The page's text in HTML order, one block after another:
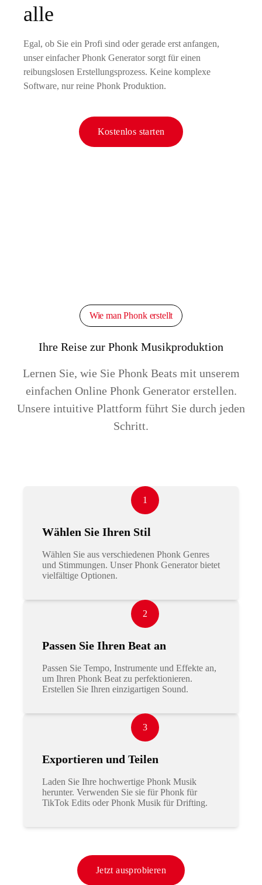
alle
Egal, ob Sie ein Profi sind oder gerade erst anfangen,
unser einfacher Phonk Generator sorgt für einen
reibungslosen Erstellungsprozess. Keine komplexe
Software, nur reine Phonk Produktion.
Kostenlos starten
Wie man Phonk erstellt
Ihre Reise zur Phonk Musikproduktion
Lernen Sie, wie Sie Phonk Beats mit unserem
einfachen Online Phonk Generator erstellen.
Unsere intuitive Plattform führt Sie durch jeden
Schritt.
1
Wählen Sie Ihren Stil
Wählen Sie aus verschiedenen Phonk Genres
und Stimmungen. Unser Phonk Generator bietet
vielfältige Optionen.
2
Passen Sie Ihren Beat an
Passen Sie Tempo, Instrumente und Effekte an,
um Ihren Phonk Beat zu perfektionieren.
Erstellen Sie Ihren einzigartigen Sound.
3
Exportieren und Teilen
Laden Sie Ihre hochwertige Phonk Musik
herunter. Verwenden Sie sie für Phonk für
TikTok Edits oder Phonk Musik für Drifting.
Jetzt ausprobieren